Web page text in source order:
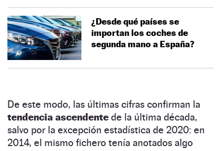
¿Desde qué países se
importan los coches de
segunda mano a España?
De este modo, las últimas cifras confirman la
tendencia ascendente de la última década,
salvo por la excepción estadística de 2020: en
2014, el mismo fichero tenía anotados algo